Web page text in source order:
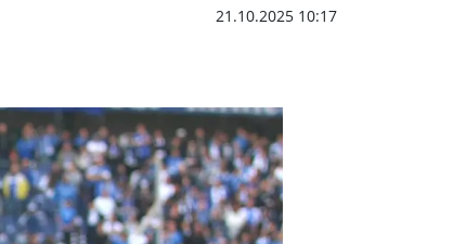
21.10.2025 10:17